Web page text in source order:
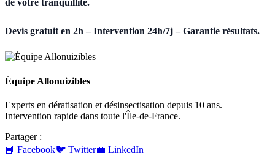
de votre tranquillité.
Devis gratuit en 2h – Intervention 24h/7j – Garantie résultats.
Équipe Allonuizibles
Experts en dératisation et désinsectisation depuis 10 ans.
Intervention rapide dans toute l'Île-de-France.
Partager :
📘 Facebook🐦 Twitter💼 LinkedIn